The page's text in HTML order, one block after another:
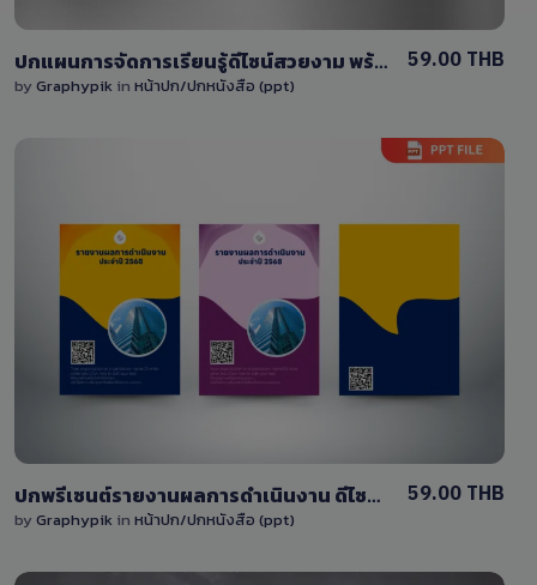
ปกแผนการจัดการเรียนรู้ดีไซน์สวยงาม พร้อมพื้นที่ใส่โลโก้ รูปภาพ และ QR code สำหรับการศึกษา
by Graphypik in หน้าปก/ปกหนังสือ (ppt)
59.00 THB
View Details
0 Sale
ปกพรีเซนต์รายงานผลการดำเนินงาน ดีไซน์สีสันสดใสสไตล์ทันสมัย พร้อมพื้นที่ใส่โลโก้ รูปภาพ และ QR code
by Graphypik in หน้าปก/ปกหนังสือ (ppt)
59.00 THB